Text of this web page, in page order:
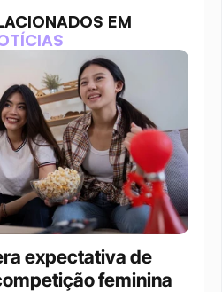
EM
expectativa de
feminina